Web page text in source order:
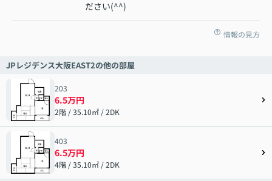
ださい(^^)
情報の見方
JPレジデンス大阪EAST2の他の部屋
203
6.5万円
2階 / 35.10㎡ / 2DK
403
6.5万円
4階 / 35.10㎡ / 2DK